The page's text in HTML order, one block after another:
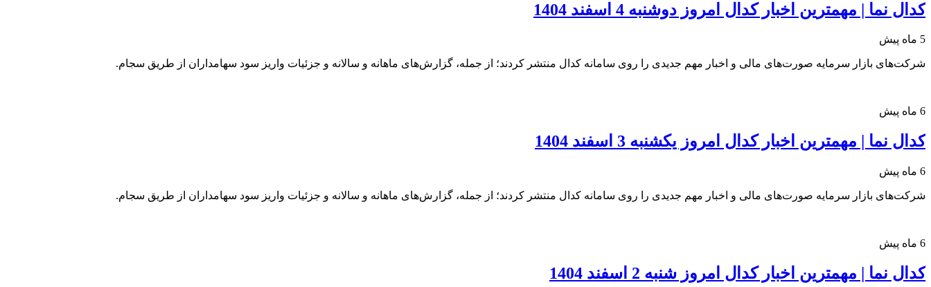
کدال نما | مهمترین اخبار کدال امروز دوشنبه 4 اسفند 1404
5 ماه پیش
شرکت‌های بازار سرمایه صورت‌های مالی و اخبار مهم جدیدی را روی سامانه کدال منتشر کردند؛ از جمله، گزارش‌های ماهانه و سالانه و جزئیات واریز سود سهامداران از طریق سجام.
6 ماه پیش
کدال نما | مهمترین اخبار کدال امروز یکشنبه 3 اسفند 1404
6 ماه پیش
شرکت‌های بازار سرمایه صورت‌های مالی و اخبار مهم جدیدی را روی سامانه کدال منتشر کردند؛ از جمله، گزارش‌های ماهانه و سالانه و جزئیات واریز سود سهامداران از طریق سجام.
6 ماه پیش
کدال نما | مهمترین اخبار کدال امروز شنبه 2 اسفند 1404